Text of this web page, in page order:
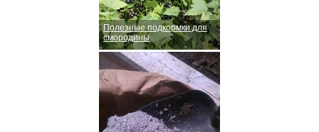
Полезные подкормки для
смородины